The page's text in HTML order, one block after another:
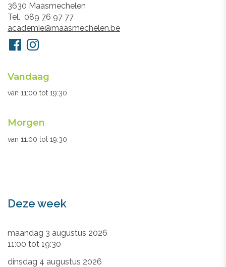
3630 Maasmechelen
Tel.
089 76 97 77
E-
mail
academie@maasmechelen.be
Volg
ons
FacebookInstagram
Openingsuren
secretariaat
Vandaag
van 11:00 tot 19:30
Morgen
van 11:00 tot 19:30
Deze week
maandag 3 augustus 2026
11:00 tot 19:30
dinsdag 4 augustus 2026